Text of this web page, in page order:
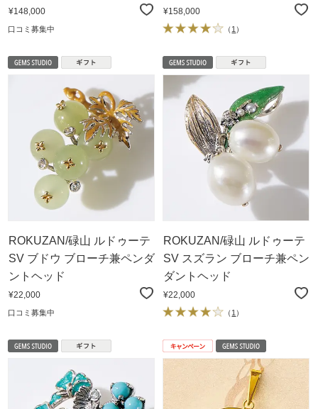
¥148,000
口コミ募集中
¥158,000
（1）
ROKUZAN/碌山 ルドゥーテ
SV ブドウ ブローチ兼ペンダ
ントヘッド
¥22,000
口コミ募集中
ROKUZAN/碌山 ルドゥーテ
SV スズラン ブローチ兼ペン
ダントヘッド
¥22,000
（ 1 ）